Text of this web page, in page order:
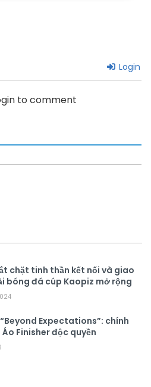
Login
to comment
chặt tinh thần kết nối và giao
bóng đá cúp Kaopiz mở rộng
Expectations”: chính
Finisher độc quyền